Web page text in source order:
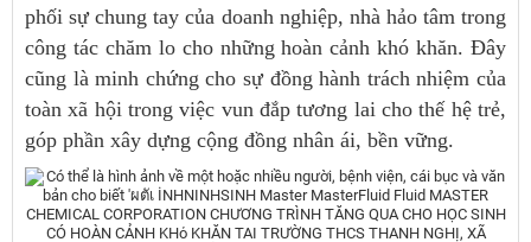
phối sự chung tay của doanh nghiệp, nhà hảo tâm trong
công tác chăm lo cho những hoàn cảnh khó khăn. Đây
cũng là minh chứng cho sự đồng hành trách nhiệm của
toàn xã hội trong việc vun đắp tương lai cho thế hệ trẻ,
góp phần xây dựng cộng đồng nhân ái, bền vững.